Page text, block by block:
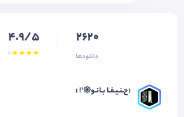
2620
دانلودها
4.9/5
‹ح‌ـنـیـفـٰا‌ بـانـو𑁍'! › ‌‌